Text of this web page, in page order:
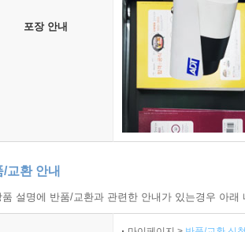
포장 안내
/교환 안내
설명에 반품/교환과 관련한 안내가 있는경우 아